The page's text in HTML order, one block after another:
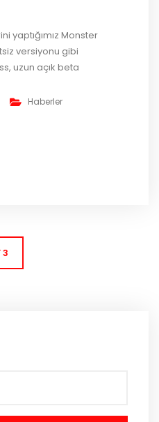
yaptığımız Monster
versiyonu gibi
uzun açık beta
tüm platformlarda cross
mevcut konsol ve
aynı hesap ile tüm
anlamına...
Haberler
3